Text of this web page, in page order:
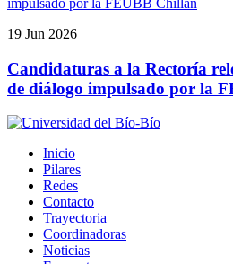
19 Jun 2026
Candidaturas a la Rectoría
de diálogo impulsado por la
Inicio
Pilares
Redes
Contacto
Trayectoria
Coordinadoras
Noticias